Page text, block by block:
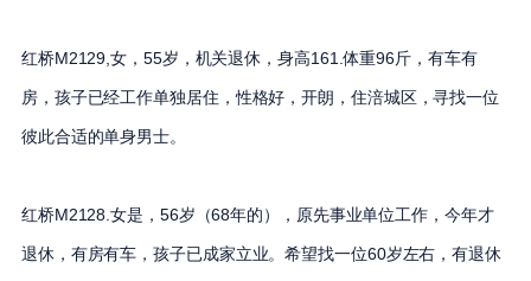
红桥M2129,女，55岁，机关退休，身高161.体重96斤，有车有
房，孩子已经工作单独居住，性格好，开朗，住涪城区，寻找一位
彼此合适的单身男士。
红桥M2128.女是，56岁（68年的），原先事业单位工作，今年才
退休，有房有车，孩子已成家立业。希望找一位60岁左右，有退休